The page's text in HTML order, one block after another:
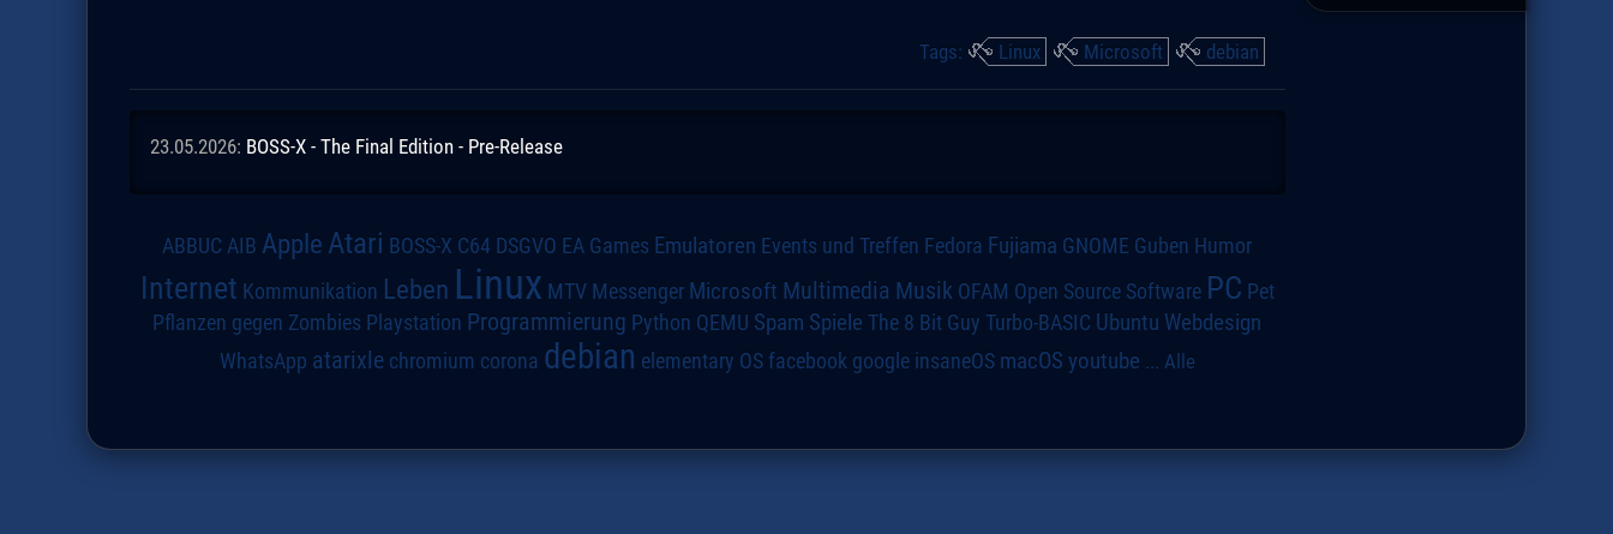
Tags: Linux Microsoft debian
23.05.2026: BOSS-X - The Final Edition - Pre-Release
ABBUC AIB AppleAtari BOSS-X C64 DSGVO EA Games Emulatoren Events und Treffen Fedora Fujiama GNOME Guben Humor
Internet Kommunikation Leben Linux MTV Messenger Microsoft Multimedia Musik OFAM Open Source Software PC Pet
Pflanzen gegen Zombies Playstation Programmierung Python QEMU Spam Spiele The 8 Bit Guy Turbo-BASIC Ubuntu Webdesign
WhatsApp atarixle chromium corona debian elementary OS facebook google insaneOS macOS youtube ... Alle